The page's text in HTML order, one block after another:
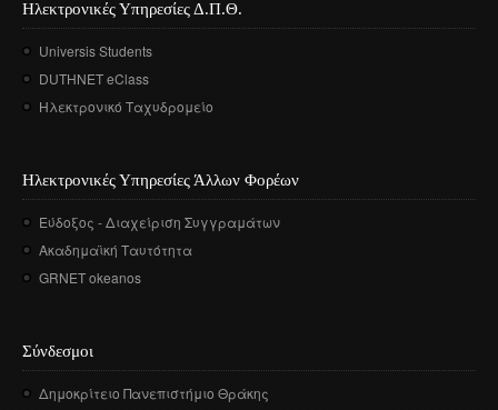
Ηλεκτρονικές Υπηρεσίες Δ.Π.Θ.
Universis Students
DUTHNET eClass
Ηλεκτρονικό Ταχυδρομείο
Ηλεκτρονικές Υπηρεσίες Άλλων Φορέων
Εύδοξος - Διαχείριση Συγγραμάτων
Ακαδημαϊκή Ταυτότητα
GRNET okeanos
Σύνδεσμοι
Δημοκρίτειο Πανεπιστήμιο Θράκης